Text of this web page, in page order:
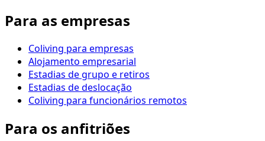
Para as empresas
Coliving para empresas
Alojamento empresarial
Estadias de grupo e retiros
Estadias de deslocação
Coliving para funcionários remotos
Para os anfitriões